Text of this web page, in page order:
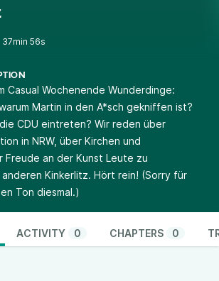
37min 56s
Casual Wochenende Wunderdinge:
Martin in den A*sch gekniffen ist?
CDU eintreten? Wir reden über
in NRW, über Kirchen und
Freude an der Kunst Leute zu
Kinkerlitz. Hört rein! (Sorry für
Ton diesmal.)
ACTIVITY 0 CHAPTERS 0